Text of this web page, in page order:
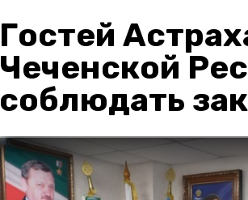
Гостей
Чеченской
соблюдать